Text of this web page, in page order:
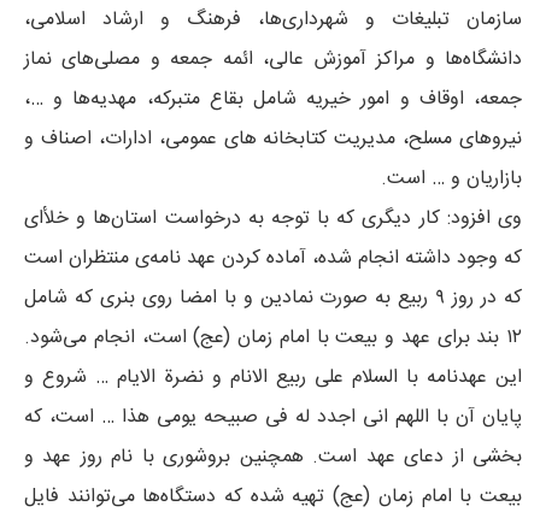
سازمان تبلیغات و شهرداری‌ها، فرهنگ و ارشاد اسلامی،
دانشگاه‌ها و مراکز آموزش عالی، ائمه جمعه و مصلی‌های نماز
جمعه، اوقاف و امور خیریه شامل بقاع متبرکه، مهدیه‌ها و …،
نیروهای مسلح، مدیریت کتابخانه های عمومی، ادارات، اصناف و
بازاریان و … است.
وی افزود: کار دیگری که با توجه به درخواست استان‌ها و خلأای
که وجود داشته انجام شده، آماده کردن عهد نامه‌ی منتظران است
که در روز ۹ ربیع به صورت نمادین و با امضا روی بنری که شامل
۱۲ بند برای عهد و بیعت با امام زمان (عج) است، انجام می‌شود.
این عهدنامه با السلام علی ربیع الانام و نضرة الایام … شروع و
پایان آن با اللهم انی اجدد له فی صبیحه یومی هذا … است، که
بخشی از دعای عهد است. همچنین بروشوری با نام روز عهد و
بیعت با امام زمان (عج) تهیه شده که دستگاه‌ها می‌توانند فایل